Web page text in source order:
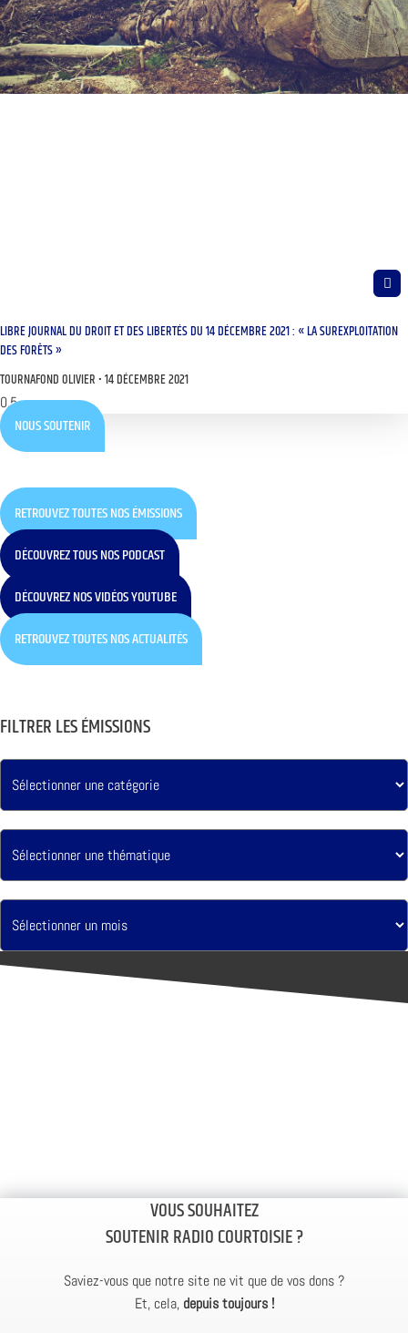
LIBRE JOURNAL DU DROIT ET DES LIBERTÉS DU 14 DÉCEMBRE 2021 : « LA SUREXPLOITATION
DES FORÊTS »
TOURNAFOND OLIVIER 14 DÉCEMBRE 2021
NOUS SOUTENIR
RETROUVEZ TOUTES NOS ÉMISSIONS
DÉCOUVREZ TOUS NOS PODCAST
DÉCOUVREZ NOS VIDÉOS YOUTUBE
RETROUVEZ TOUTES NOS ACTUALITÉS
FILTRER LES ÉMISSIONS
VOUS SOUHAITEZ
SOUTENIR RADIO COURTOISIE ?
Saviez-vous que notre site ne vit que de vos dons ?
Et, cela, depuis toujours !